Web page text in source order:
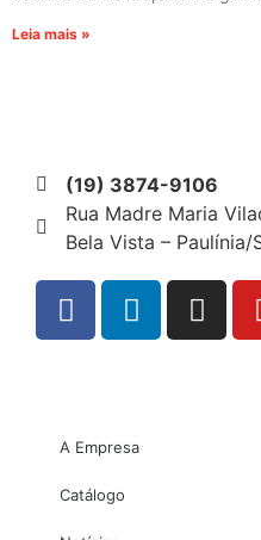
Leia mais »
(19) 3874-9106
Rua Madre Maria
Bela Vista – Paulínia/
A Empresa
Catálogo